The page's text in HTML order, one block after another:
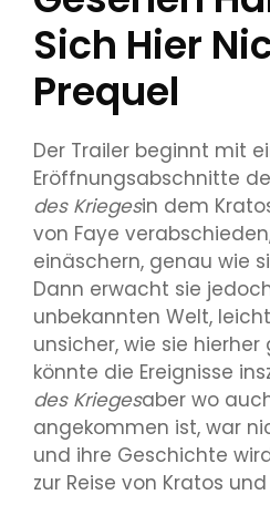
Sich Hier
Prequel
Der Trailer beginnt mit
Eröffnungsabschnitte
des Kriegesin dem
von Faye
einäschern, genau wie
Dann erwacht sie
unbekannten Welt,
unsicher, wie sie
könnte die Ereignisse
des Kriegesaber wo
angekommen ist, war
und ihre Geschichte
zur Reise von Kratos